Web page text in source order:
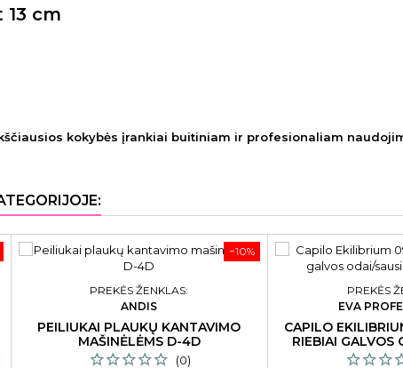
cm
kokybės įrankiai buitiniam ir profesionaliam
−10%
PREKĖS ŽENKLAS:
ANDIS
PEILIUKAI PLAUKŲ KANTAVIMO
MAŠINĖLĖMS D-4D
(0)
PREKĖS
EVA
CAPILO
RIEBIAI GALVOS